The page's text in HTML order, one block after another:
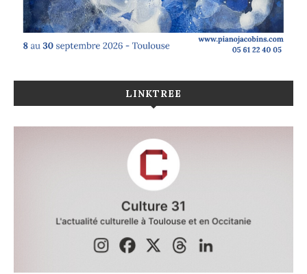
LINKTREE